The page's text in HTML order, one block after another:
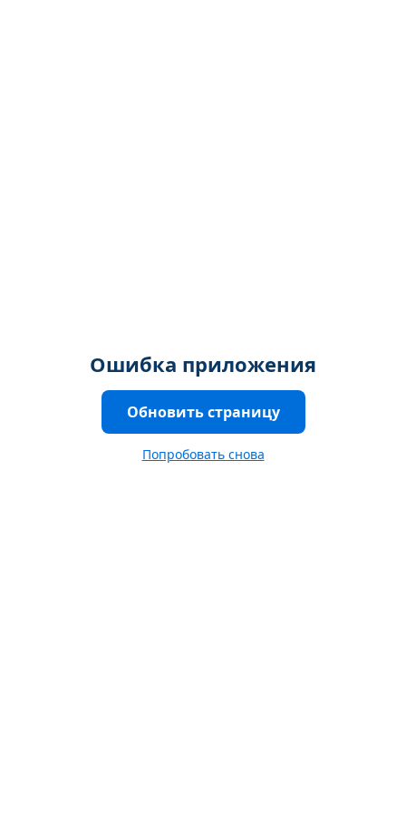
Ошибка приложения
Обновить страницу
Попробовать снова